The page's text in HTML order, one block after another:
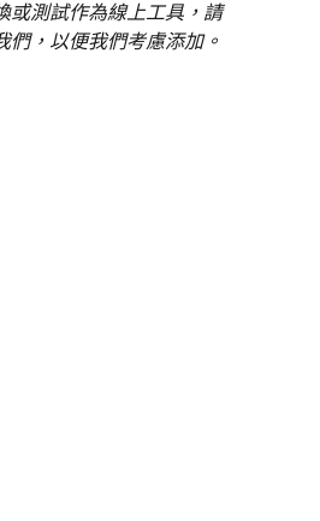
或測試作為線上工具，請
們，以便我們考慮添加。